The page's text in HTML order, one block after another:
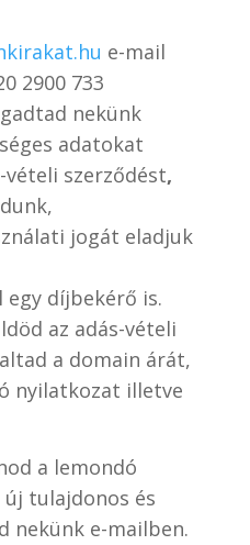
e-mail
2900 733
nekünk
adatokat
vételi szerződést,
jogát eladjuk
egy díjbekérő is.
az adás-vételi
a domain árát,
nyilatkozat illetve
a lemondó
tulajdonos és
nekünk e-mailben.